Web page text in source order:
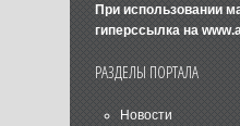
При использовании
гиперссылка на
РАЗДЕЛЫ ПОРТАЛА
Новости